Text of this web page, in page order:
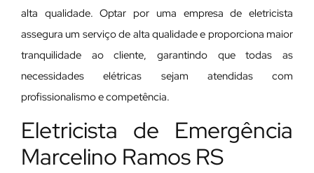
alta qualidade. Optar por uma empresa de eletricista
assegura um serviço de alta qualidade e proporciona maior
tranquilidade ao cliente, garantindo que todas as
necessidades elétricas sejam atendidas com
profissionalismo e competência.
Eletricista de Emergência
Marcelino Ramos RS